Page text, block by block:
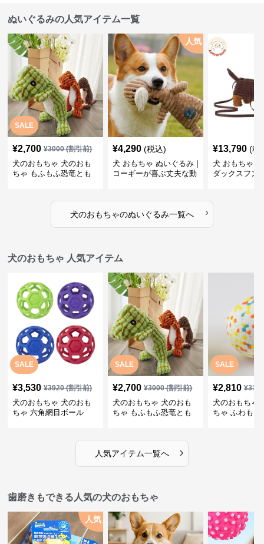
ぬいぐるみの人気アイテム一覧
SALE
¥2,700 ¥3000(割引前)
犬のおもちゃ 犬のおも
ちゃ もふもふ恐竜とも
人気
¥4,290 (税込)
犬 おもちゃ ぬいぐるみ |
コーギーが喜ぶ丈夫な動
¥13,790 (税
犬 おもちゃ
ダックスフン
犬のおもちゃのぬいぐるみ一覧へ ›
犬のおもちゃ 人気アイテム
SALE
¥3,530 ¥3920(割引前)
犬のおもちゃ 犬のおも
ちゃ 六角網目ボール
SALE
¥2,700 ¥3000(割引前)
犬のおもちゃ 犬のおも
ちゃ もふもふ恐竜とも
SALE
¥2,810 ¥
犬のおもちゃ
ちゃ ふわもこ
人気アイテム一覧へ ›
歯磨きもできる人気の犬のおもちゃ
人気